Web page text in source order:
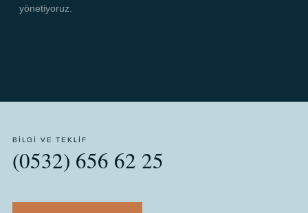
yönetiyoruz.
BILGI VE TEKLIF
(0532) 656 62 25